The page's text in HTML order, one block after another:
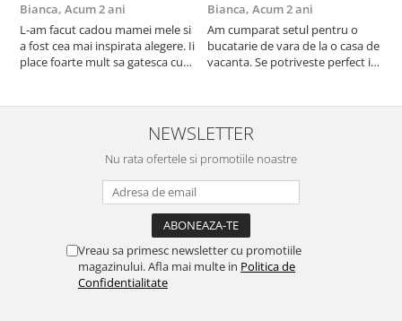
Bianca, Acum 2 ani
L-am facut cadou mamei mele si
a fost cea mai inspirata alegere. Ii
place foarte mult sa gatesca cu
cratita...ma gandesc serios sa imi
cumpar si eu! Recomand mult !
Bianca, Acum 2 ani
Am cumparat setul pentru o
bucatarie de vara de la o casa de
vacanta. Se potriveste perfect in
buna, recomand cu drag !
NEWSLETTER
Nu rata ofertele si promotiile noastre
Vreau sa primesc newsletter cu promotiile
magazinului. Afla mai multe in Politica de
Confidentialitate